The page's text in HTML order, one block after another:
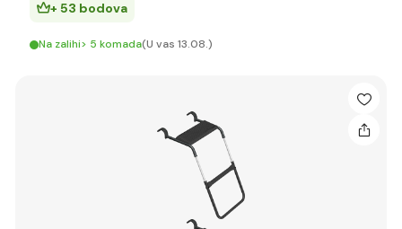
+ 53 bodova
Na zalihi> 5 komada(U vas 13.08.)